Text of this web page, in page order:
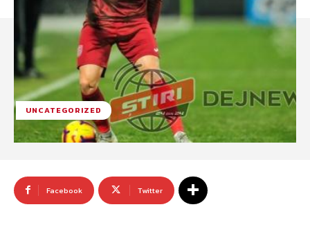
UNCATEGORIZED
Facebook Twitter